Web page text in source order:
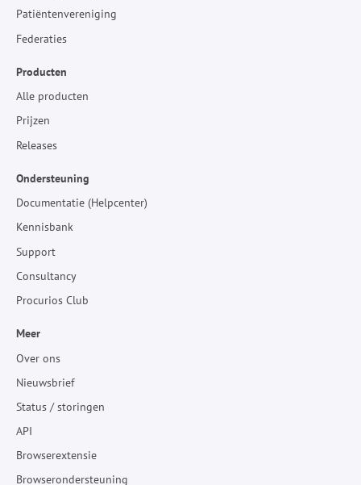
Patiëntenvereniging
Federaties
Producten
Alle producten
Prijzen
Releases
Ondersteuning
Documentatie (Helpcenter)
Kennisbank
Support
Consultancy
Procurios Club
Meer
Over ons
Nieuwsbrief
Status / storingen
API
Browserextensie
Browserondersteuning